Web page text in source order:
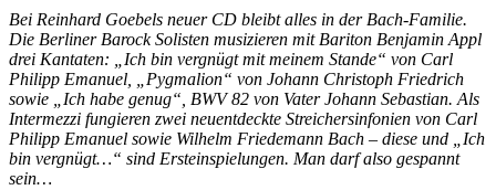
Bei Reinhard Goebels neuer CD bleibt alles in der Bach-Familie.
Die Berliner Barock Solisten musizieren mit Bariton Benjamin Appl
drei Kantaten: „Ich bin vergnügt mit meinem Stande“ von Carl
Philipp Emanuel, „Pygmalion“ von Johann Christoph Friedrich
sowie „Ich habe genug“, BWV 82 von Vater Johann Sebastian. Als
Intermezzi fungieren zwei neuentdeckte Streichersinfonien von Carl
Philipp Emanuel sowie Wilhelm Friedemann Bach – diese und „Ich
bin vergnügt…“ sind Ersteinspielungen. Man darf also gespannt
sein…